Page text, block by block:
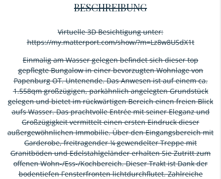
BESCHREIBUNG
Virtuelle 3D Besichtigung unter:
https://my.matterport.com/show/?m=Lz8w8USdX1t
Einmalig am Wasser gelegen befindet sich dieser top
gepflegte Bungalow in einer bevorzugten Wohnlage von
Papenburg OT. Untenende. Das Anwesen ist auf einem ca.
1.558qm großzügigen, parkähnlich angelegten Grundstück
gelegen und bietet im rückwärtigen Bereich einen freien Blick
aufs Wasser. Das prachtvolle Entrée mit seiner Eleganz und
Großzügigkeit vermittelt einen ersten Eindruck dieser
außergewöhnlichen Immobilie. Über den Eingangsbereich mit
Garderobe, freitragender ¼ gewendelter Treppe mit
Granitböden und Edelstahlgeländer erhalten Sie Zutritt zum
offenen Wohn-/Ess-/Kochbereich. Dieser Trakt ist Dank der
bodentiefen Fensterfronten lichtdurchflutet. Zahlreiche